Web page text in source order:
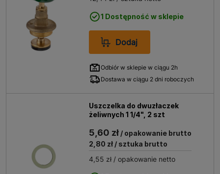
1 Dostępność w sklepie
Dodaj
Odbiór w sklepie w ciągu 2h
Dostawa w ciągu 2 dni roboczych
Uszczelka do dwuzłaczek
żeliwnych 1 1/4", 2 szt
5,60 zł / opakowanie brutto
2,80 zł / sztuka brutto
4,55 zł / opakowanie netto